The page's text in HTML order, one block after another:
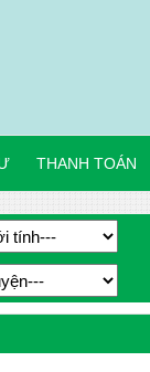
THANH TOÁN